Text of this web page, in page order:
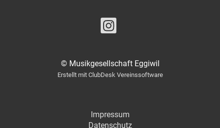
© Musikgesellschaft Eggiwil
Erstellt mit ClubDesk Vereinssoftware
Impressum
Datenschutz